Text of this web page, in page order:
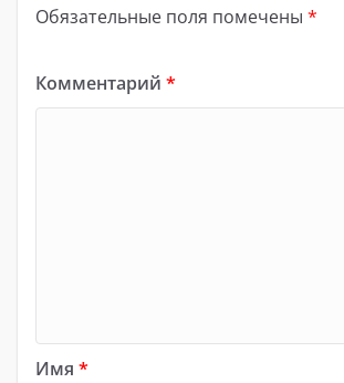
Обязательные поля помечены *
Комментарий *
Имя *